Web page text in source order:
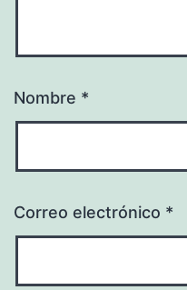
Nombre *
Correo electrónico *